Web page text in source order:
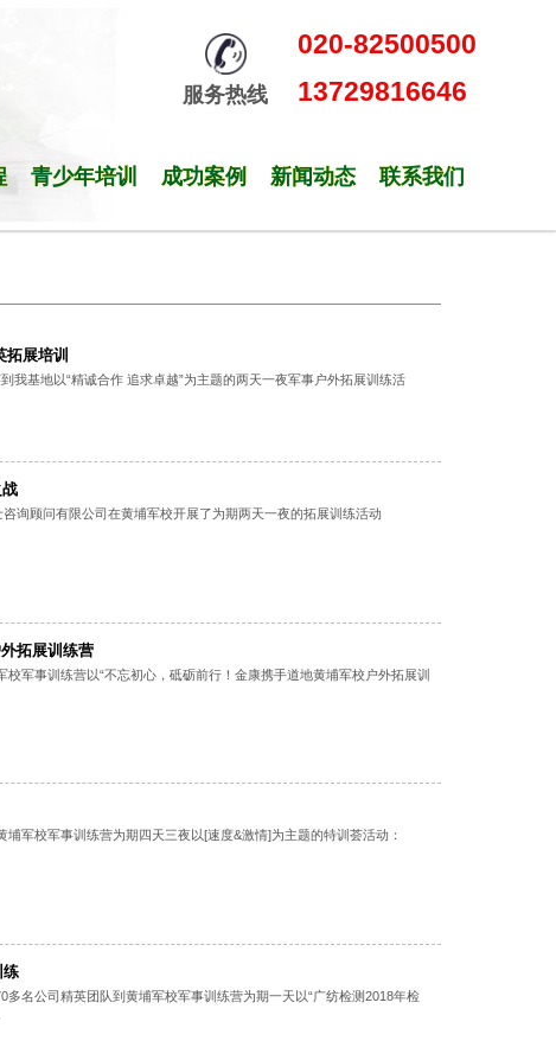
服务热线
020-82500500
13729816646
青少年培训 成功案例 新闻动态 联系我们
拓展培训
我基地以“精诚合作 追求卓越”为主题的两天一夜军事户外拓展训练活
询顾问有限公司在黄埔军校开展了为期两天一夜的拓展训练活动
拓展训练营
军事训练营以“不忘初心，砥砺前行！金康携手道地黄埔军校户外拓展训
军校军事训练营为期四天三夜以[速度&激情]为主题的特训荟活动：
练
名公司精英团队到黄埔军校军事训练营为期一天以“广纺检测2018年检